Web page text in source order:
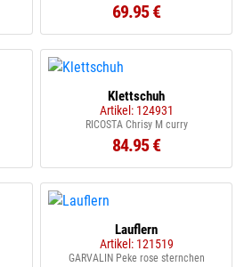
69.95 €
Klettschuh
Artikel: 124931
RICOSTA Chrisy M curry
84.95 €
Lauflern
Artikel: 121519
GARVALIN Peke rose sternchen